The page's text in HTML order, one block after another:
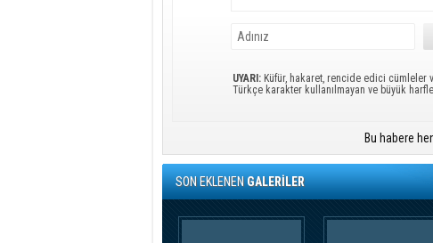
UYARI: Küfür, hakaret, rencide edici cümleler
Türkçe karakter kullanılmayan ve büyük
Bu habere
SON EKLENENGALERİLER